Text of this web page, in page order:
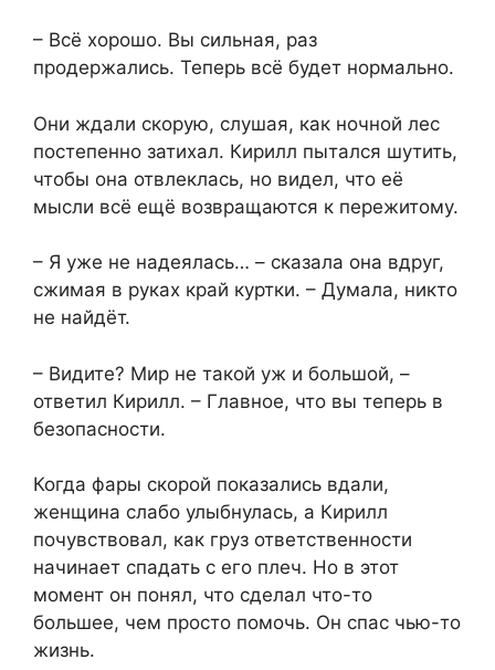
– Всё хорошо. Вы сильная, раз
продержались. Теперь всё будет нормально.
Они ждали скорую, слушая, как ночной лес
постепенно затихал. Кирилл пытался шутить,
чтобы она отвлеклась, но видел, что её
мысли всё ещё возвращаются к пережитому.
– Я уже не надеялась… – сказала она вдруг,
сжимая в руках край куртки. – Думала, никто
не найдёт.
– Видите? Мир не такой уж и большой, –
ответил Кирилл. – Главное, что вы теперь в
безопасности.
Когда фары скорой показались вдали,
женщина слабо улыбнулась, а Кирилл
почувствовал, как груз ответственности
начинает спадать с его плеч. Но в этот
момент он понял, что сделал что-то
большее, чем просто помочь. Он спас чью-то
жизнь.